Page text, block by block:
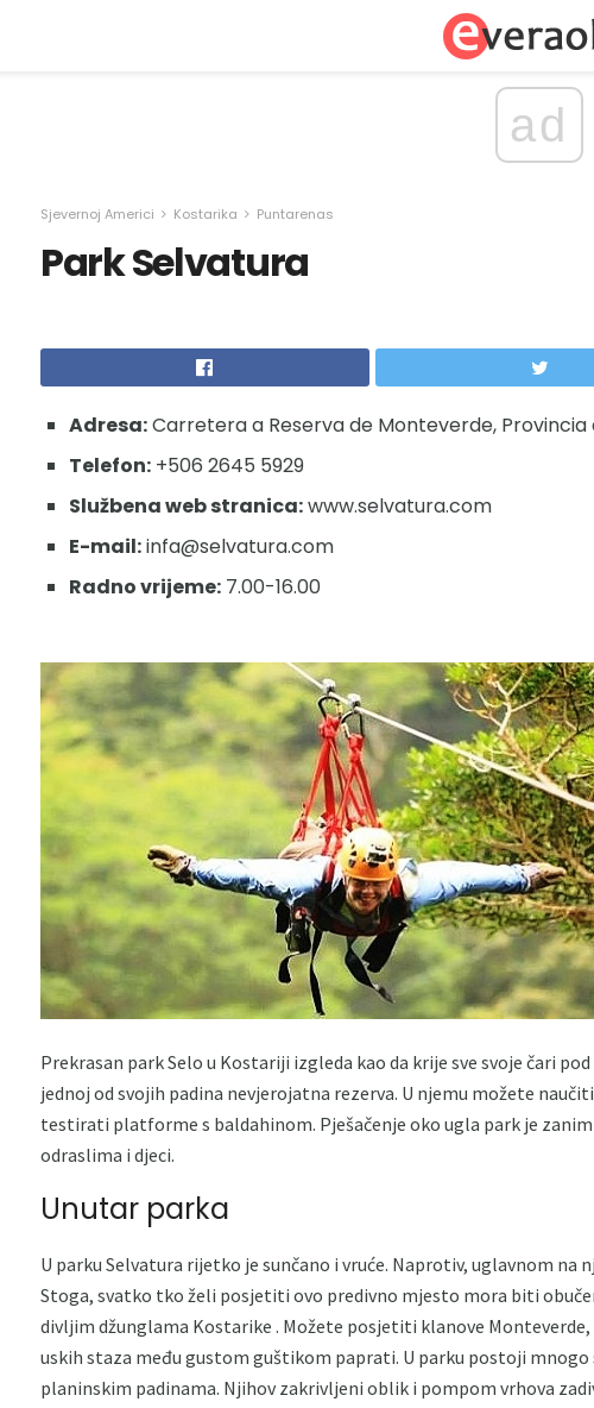
ad
Sjevernoj Americi Kostarika Puntarenas
Park Selvatura
Adresa:Carretera a Reserva de Monteverde, Provincia
Telefon: +506 2645 5929
Službena web stranica:www.selvatura.com
E-mail:infa@selvatura.com
Radno vrijeme: 7.00-16.00
Prekrasan park Selo u Kostariji izgleda kao da krije sve svoje čari
jednoj od svojih padina nevjerojatna rezerva. U njemu možete
testirati platforme s baldahinom. Pješačenje oko ugla park je
odraslima i djeci.
Unutar parka
U parku Selvatura rijetko je sunčano i vruće. Naprotiv, uglavnom
Stoga, svatko tko želi posjetiti ovo predivno mjesto mora biti
divljim džunglama Kostarike . Možete posjetiti klanove
uskih staza među gustom guštikom paprati. U parku postoji
planinskim padinama. Njihov zakrivljeni oblik i pompom vrhova